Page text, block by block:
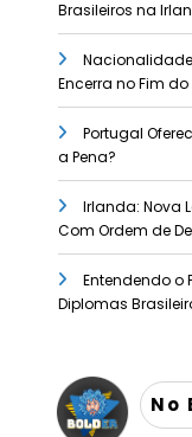
Brasileiros na
Encerra no Fim do
Portugal
a Pena?
Irlanda: Nova
Com Ordem de
Entendendo o
Diplomas
No